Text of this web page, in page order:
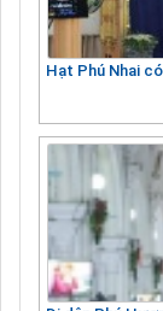
Hạt Phú Nhai